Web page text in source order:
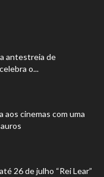
antestreia de
o...
aos cinemas com uma
26 de julho “Rei Lear”